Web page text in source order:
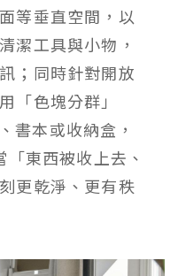
等垂直空間，以
潔工具與小物，
；同時針對開放
「色塊分群」
本或收納盒，
東西被收上去、
更乾淨、更有秩